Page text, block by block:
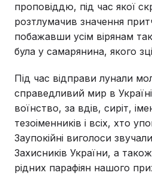
проповіддю, під час якої
розтлумачив значення
побажавши усім вірянам
була у самарянина, якого
Під час відправи лунали
справедливий мир в
воїнство, за вдів, сиріт,
тезоіменників і всіх, хто
Заупокійні виголоси
Захисників України, а
рідних парафіян нашого